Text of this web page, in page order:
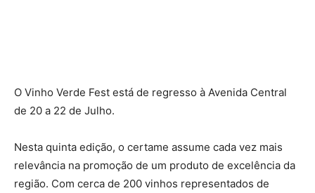
O Vinho Verde Fest está de regresso à Avenida Central
de 20 a 22 de Julho.
Nesta quinta edição, o certame assume cada vez mais
relevância na promoção de um produto de excelência da
região. Com cerca de 200 vinhos representados de